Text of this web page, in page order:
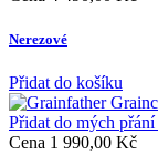
Nerezové
Přidat do košíku
Přidat do mých přání
Cena 1 990,00 Kč